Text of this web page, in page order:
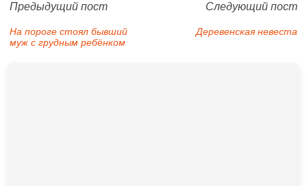
Предыдущий пост
На пороге стоял бывший
муж с грудным ребёнком
Следующий пост
Деревенская невеста